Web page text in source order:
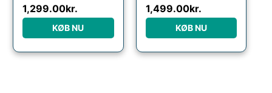
1,299.00kr.
KØB NU
1,499.00kr.
KØB NU